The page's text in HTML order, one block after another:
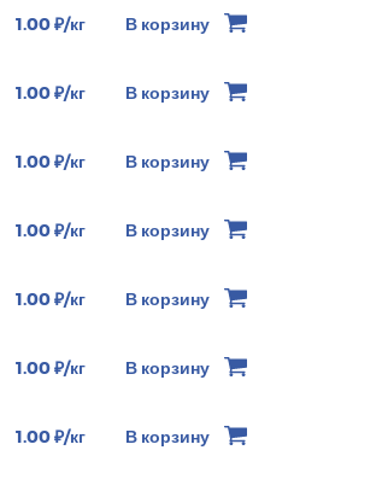
1.00 ₽/кг В корзину
1.00 ₽/кг В корзину
1.00 ₽/кг В корзину
1.00 ₽/кг В корзину
1.00 ₽/кг В корзину
1.00 ₽/кг В корзину
1.00 ₽/кг В корзину